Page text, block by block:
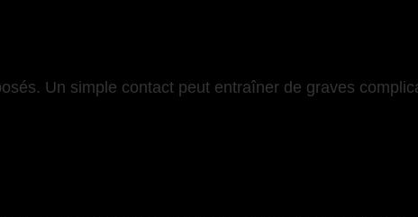
Un simple contact peut entraîner de graves